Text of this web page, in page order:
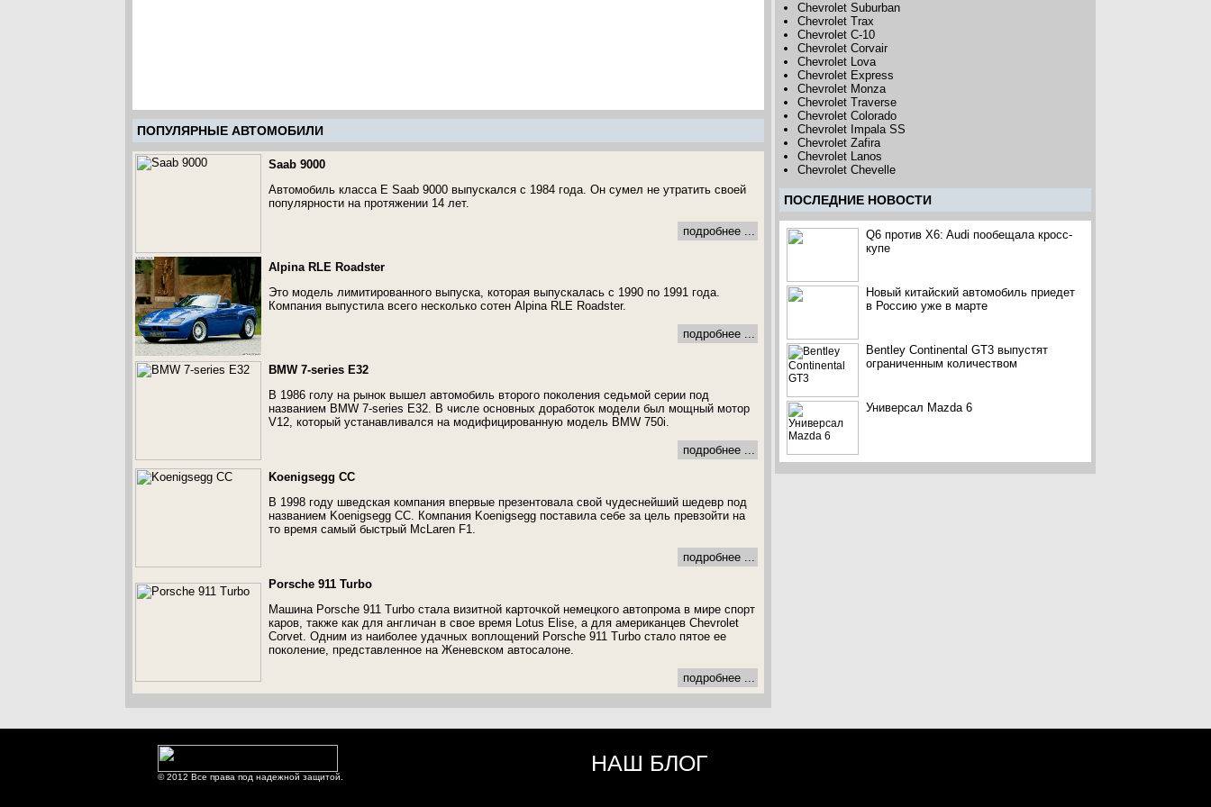
ПОПУЛЯРНЫЕ АВТОМОБИЛИ
Saab 9000
Автомобиль класса E Saab 9000 выпускался с 1984 года. Он сумел не утратить своей
популярности на протяжении 14 лет.
подробнее ...
Alpina RLE Roadster
Это модель лимитированного выпуска, которая выпускалась с 1990 по 1991 года.
Компания выпустила всего несколько сотен Alpina RLE Roadster.
подробнее ...
BMW 7-series E32
В 1986 голу на рынок вышел автомобиль второго поколения седьмой серии под
названием BMW 7-series E32. В числе основных доработок модели был мощный мотор
V12, который устанавливался на модифицированную модель BMW 750i.
подробнее ...
Koenigsegg CC
В 1998 году шведская компания впервые презентовала свой чудеснейший шедевр под
названием Koenigsegg CC. Компания Koenigsegg поставила себе за цель превзойти на
то время самый быстрый McLaren F1.
подробнее ...
Porsche 911 Turbo
Машина Porsche 911 Turbo стала визитной карточкой немецкого автопрома в мире спорт
каров, также как для англичан в свое время Lotus Elise, а для американцев Chevrolet
Corvet. Одним из наиболее удачных воплощений Porsche 911 Turbo стало пятое ее
поколение, представленное на Женевском автосалоне.
подробнее ...
Chevrolet Suburban
Chevrolet Trax
Chevrolet C-10
Chevrolet Corvair
Chevrolet Lova
Chevrolet Express
Chevrolet Monza
Chevrolet Traverse
Chevrolet Colorado
Chevrolet Impala SS
Chevrolet Zafira
Chevrolet Lanos
Chevrolet Chevelle
ПОCЛЕДНИЕ НОВОСТИ
Q6 против X6: Audi пообещала кросс-
купе
Новый китайский автомобиль приедет
в Россию уже в марте
Bentley Continental GT3 выпустят
ограниченным количеством
Универсал Mazda 6
© 2012 Все права под надежной защитой.
НАШ БЛОГ